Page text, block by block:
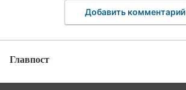
Добавить комментарий
Главпост